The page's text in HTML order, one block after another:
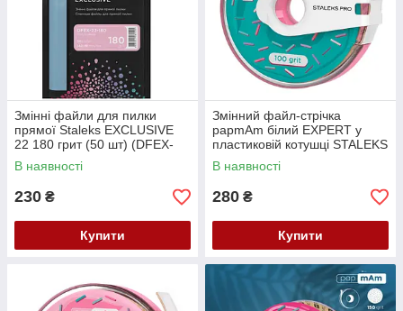
Змінні файли для пилки
прямої Staleks EXCLUSIVE
22 180 грит (50 шт) (DFEX-
22-180)
В наявності
230 ₴
Купити
Змінний файл-стрічка
papmAm білий EXPERT у
пластиковій котушці STALEKS
PRO 100 (ATC-100w)
В наявності
280 ₴
Купити